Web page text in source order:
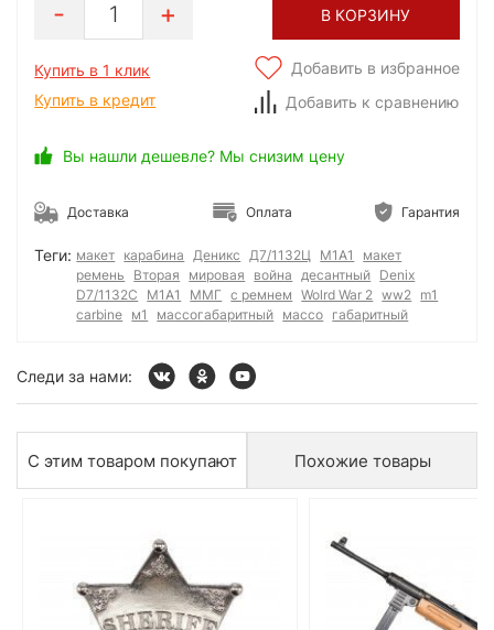
1 В КОРЗИНУ
Купить в 1 клик
Купить в кредит
Добавить в избранное
Добавить к сравнению
Вы нашли дешевле? Мы снизим цену
Доставка Оплата Гарантия
Теги: макет карабина Деникс Д7/1132Ц М1А1
макет
ремень
Вторая мировая война десантный Denix
D7/1132C
M1A1 ММГ с ремнем Wolrd War 2 ww2 m1
carbine м1 массогабаритный массо габаритный
Следи за нами:
С этим товаром покупают Похожие товары